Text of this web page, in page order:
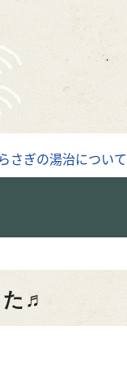
さぎの湯治について
♬